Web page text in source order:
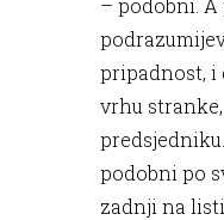
pripadnost, i
vrhu
podobni po
zadnji na listi.